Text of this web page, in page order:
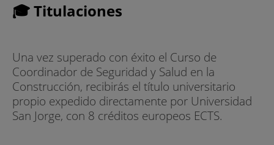
🎓 Titulaciones
Una vez superado con éxito el Curso de
Coordinador de Seguridad y Salud en la
Construcción, recibirás el título universitario
propio expedido directamente por Universidad
San Jorge, con 8 créditos europeos ECTS.